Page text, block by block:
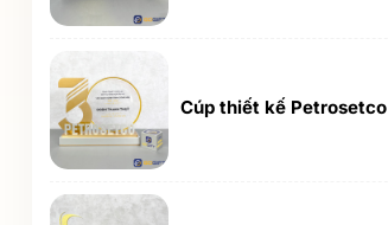
Cúp thiết kế Petrosetco